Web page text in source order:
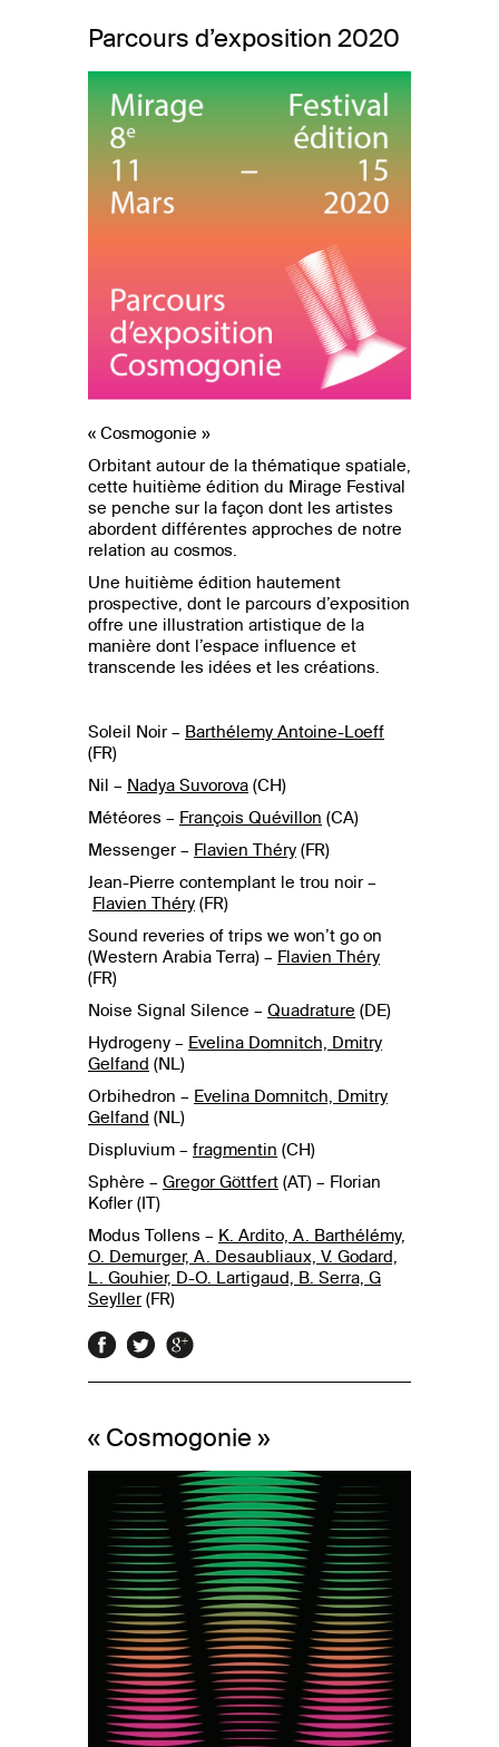
Parcours d’exposition 2020
« Cosmogonie »
Orbitant autour de la thématique spatiale,
cette huitième édition du Mirage Festival
se penche sur la façon dont les artistes
abordent différentes approches de notre
relation au cosmos.
Une huitième édition hautement
prospective, dont le parcours d’exposition
offre une illustration artistique de la
manière dont l’espace influence et
transcende les idées et les créations.
Soleil Noir – Barthélemy Antoine-Loeff
(FR)
Nil – Nadya Suvorova (CH)
Météores – François Quévillon (CA)
Messenger – Flavien Théry (FR)
Jean-Pierre contemplant le trou noir –
Flavien Théry (FR)
Sound reveries of trips we won’t go on
(Western Arabia Terra) – Flavien Théry
(FR)
Noise Signal Silence – Quadrature (DE)
Hydrogeny – Evelina Domnitch, Dmitry
Gelfand (NL)
Orbihedron – Evelina Domnitch, Dmitry
Gelfand (NL)
Displuvium – fragmentin (CH)
Sphère – Gregor Göttfert (AT) – Florian
Kofler (IT)
Modus Tollens – K. Ardito, A. Barthélémy,
O. Demurger, A. Desaubliaux, V. Godard,
L. Gouhier, D-O. Lartigaud, B. Serra, G
Seyller (FR)
« Cosmogonie »